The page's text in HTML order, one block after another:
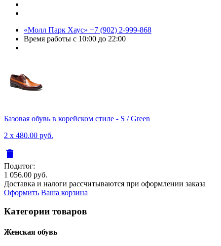
«Молл Парк Хаус» +7 (902) 2-999-868
Время работы с 10:00 до 22:00
Базовая обувь в корейском стиле - S / Green
2 x 480.00 руб.
delete
Подитог:
1 056.00 руб.
Доставка и налоги рассчитываются при оформлении заказа
Оформить Ваша корзина
Категории товаров
Женcкая обувь